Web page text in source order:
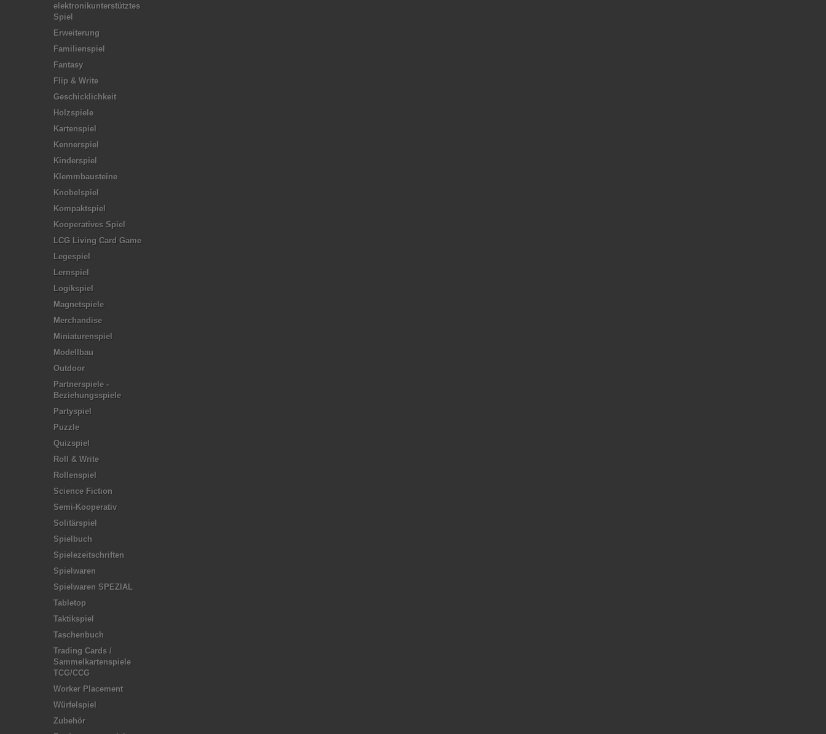
elektronikunterstütztes
Spiel
Erweiterung
Familienspiel
Fantasy
Flip & Write
Geschicklichkeit
Holzspiele
Kartenspiel
Kennerspiel
Kinderspiel
Klemmbausteine
Knobelspiel
Kompaktspiel
Kooperatives Spiel
LCG Living Card Game
Legespiel
Lernspiel
Logikspiel
Magnetspiele
Merchandise
Miniaturenspiel
Modellbau
Outdoor
Partnerspiele -
Beziehungsspiele
Partyspiel
Puzzle
Quizspiel
Roll & Write
Rollenspiel
Science Fiction
Semi-Kooperativ
Solitärspiel
Spielbuch
Spielezeitschriften
Spielwaren
Spielwaren SPEZIAL
Tabletop
Taktikspiel
Taschenbuch
Trading Cards /
Sammelkartenspiele
TCG/CCG
Worker Placement
Würfelspiel
Zubehör